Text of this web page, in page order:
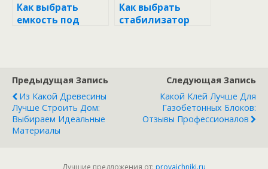
Как выбрать
емкость под
Как выбрать
стабилизатор
Предыдущая Запись
Из Какой Древесины
Лучше Строить Дом:
Выбираем Идеальные
Материалы
Следующая Запись
Какой Клей Лучше Для
Газобетонных Блоков:
Отзывы Профессионалов
Лучшие предложения от: proyaichniki.ru